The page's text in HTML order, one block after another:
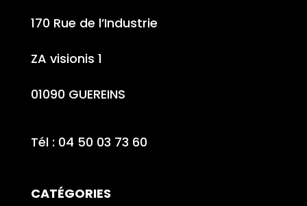
170 Rue de l’Industrie
ZA visionis 1
01090 GUEREINS
Tél : 04 50 03 73 60
CATÉGORIES